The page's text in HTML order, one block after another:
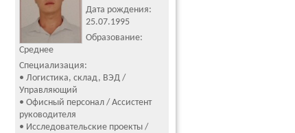
Дата рождения:
25.07.1995
Образование:
Среднее
Специализация:
• Логистика, склад, ВЭД /
Управляющий
• Офисный персонал / Ассистент
руководителя
• Исследовательские проекты /